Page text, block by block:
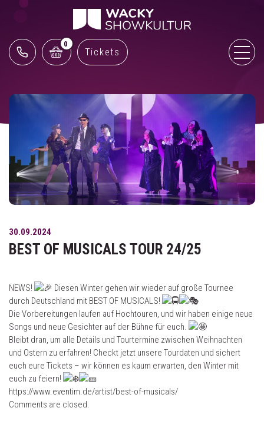
0
Tickets
30.09.2024
BEST OF MUSICALS TOUR 24/25
NEWS!
Diesen Winter gehen wir wieder auf große Tournee
durch Deutschland mit BEST OF MUSICALS!
Die Vorbereitungen laufen auf Hochtouren, und wir haben einige neue
Songs und neue Gesichter auf der Bühne für euch.
Bleibt dran, um alle Details und Tourtermine zwischen Weihnachten
und Ostern zu erfahren! Checkt jetzt unsere Tourdaten und sichert
euch eure Tickets – wir können es kaum erwarten, den Winter mit
euch zu feiern!
https://www.eventim.de/artist/best-of-musicals/
Comments are closed.